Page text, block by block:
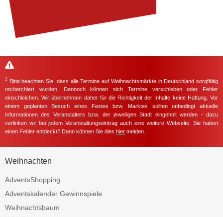
1
Bitte beachten Sie, dass alle Termine auf Weihnachtsmärkte in Deutschland sorgfältig
recherchiert wurden. Dennoch können sich Termine verschieben oder Fehler
einschleichen. Wir übernehmen daher für die Richtigkeit der Inhalte keine Haftung. Vor
einem geplanten Besuch eines Festes bzw. Marktes sollten unbedingt aktuelle
Informationen des Veranstalters bzw. der jeweiligen Stadt eingeholt werden - dazu
verlinken wir bei jedem Veranstaltungseintrag auch eine weitere Webseite. Sie haben
einen Fehler entdeckt? Dann können Sie dies hier melden.
Weihnachten
AdventsShopping
Adventskalender Gewinnspiele
Weihnachtsbaum